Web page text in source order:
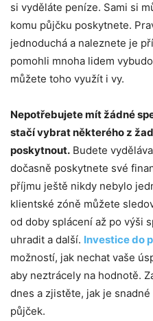
si vyděláte peníze. Sami si
komu půjčku poskytnete.
jednoduchá a naleznete je
pomohli mnoha lidem
můžete toho využít i vy.
Nepotřebujete mít žádné
stačí vybrat některého z
poskytnout. Budete
dočasně poskytnete své
příjmu ještě nikdy nebylo
klientské zóně můžete
od doby splácení až po výši
uhradit a další. Investice do
možností, jak nechat vaše
aby neztrácely na hodnotě.
dnes a zjistěte, jak je
půjček.